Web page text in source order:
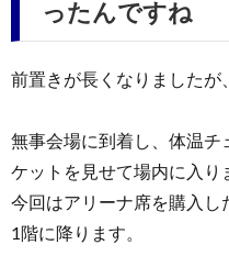
ったんですね
前置きが長くなりましたが
無事会場に到着し、体温
ケットを見せて場内に入り
今回はアリーナ席を購入し
1階に降ります。